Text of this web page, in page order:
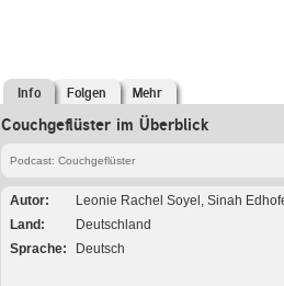
Info Folgen Mehr
Couchgeflüster im Überblick
Podcast: Couchgeflüster
Autor
Leonie Rachel Soyel, Sinah
Land
Deutschland
Sprache
Deutsch